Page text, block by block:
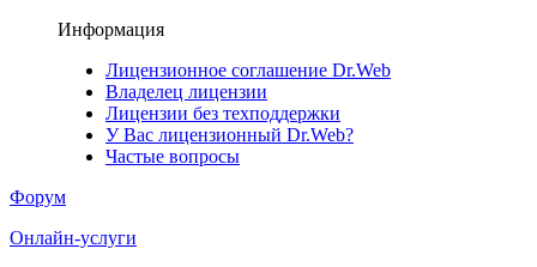
Информация
Лицензионное соглашение Dr.Web
Владелец лицензии
Лицензии без техподдержки
У Вас лицензионный Dr.Web?
Частые вопросы
Форум
Онлайн-услуги